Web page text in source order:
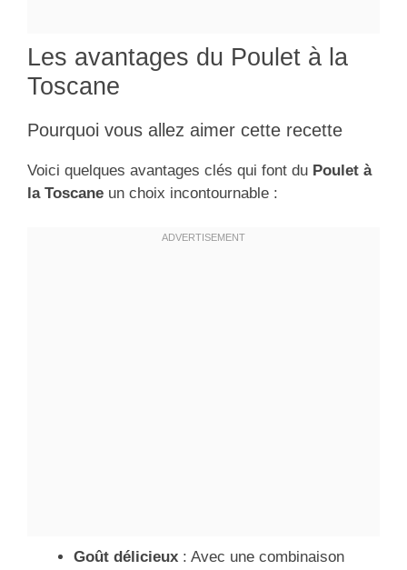
Les avantages du Poulet à la
Toscane
Pourquoi vous allez aimer cette recette
Voici quelques avantages clés qui font du Poulet à
la Toscane un choix incontournable :
Goût délicieux : Avec une combinaison